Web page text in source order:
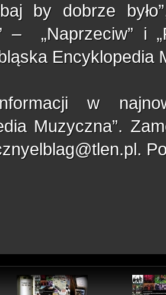
by dobrze
–
„Naprzeciw” i
Encyklopedia
w
Muzyczna”.